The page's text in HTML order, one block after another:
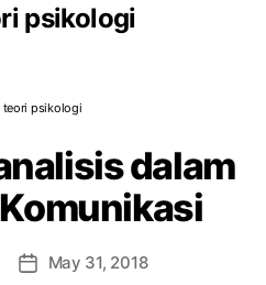
psikologi
teori psikologi
dalam
PostMay 31, 2018